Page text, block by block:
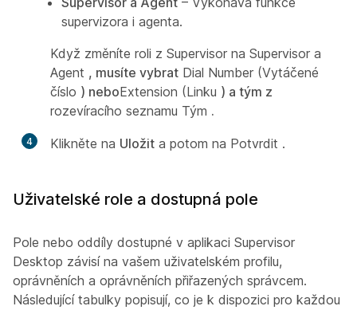
supervizora i agenta.
Když změníte roli z Supervisor na Supervisor a
Agent , musíte vybrat Dial Number (Vytáčené
číslo ) neboExtension (Linku ) a tým z
rozevíracího seznamu Tým .
4 Klikněte na Uložit a potom na Potvrdit .
Uživatelské role a dostupná pole
Pole nebo oddíly dostupné v aplikaci Supervisor
Desktop závisí na vašem uživatelském profilu,
oprávněních a oprávněních přiřazených správcem.
Následující tabulky popisují, co je k dispozici pro každou